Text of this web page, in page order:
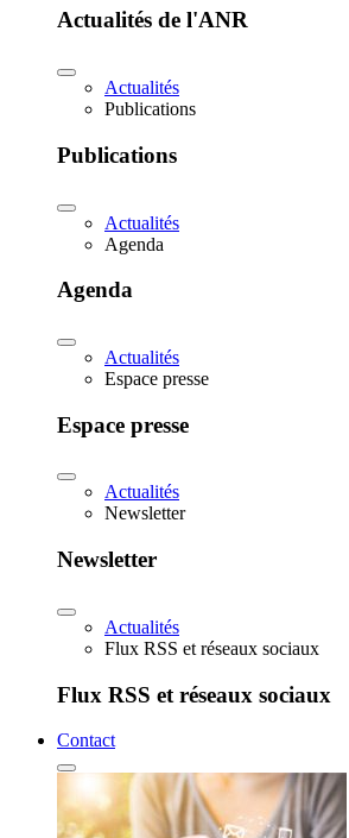
Actualités de l'ANR
Actualités
Publications
Publications
Actualités
Agenda
Agenda
Actualités
Espace presse
Espace presse
Actualités
Newsletter
Newsletter
Actualités
Flux RSS et réseaux sociaux
Flux RSS et réseaux sociaux
Contact